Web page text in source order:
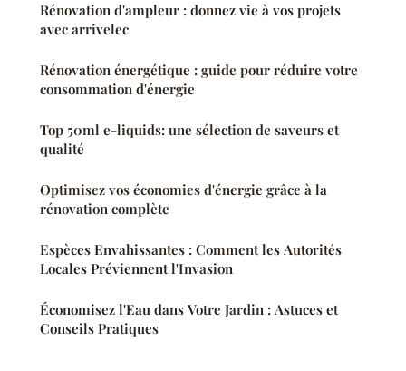
Rénovation d'ampleur : donnez vie à vos projets
avec arrivelec
Rénovation énergétique : guide pour réduire votre
consommation d'énergie
Top 50ml e-liquids: une sélection de saveurs et
qualité
Optimisez vos économies d'énergie grâce à la
rénovation complète
Espèces Envahissantes : Comment les Autorités
Locales Préviennent l'Invasion
Économisez l'Eau dans Votre Jardin : Astuces et
Conseils Pratiques